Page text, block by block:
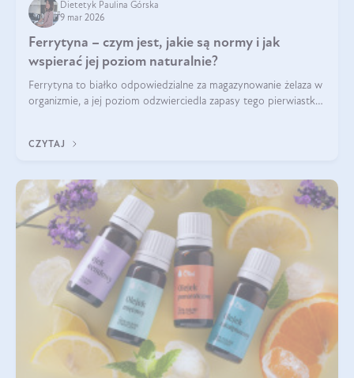
Dietetyk Paulina Górska
9 mar 2026
Ferrytyna – czym jest, jakie są normy i jak
wspierać jej poziom naturalnie?
Ferrytyna to białko odpowiedzialne za magazynowanie żelaza w
organizmie, a jej poziom odzwierciedla zapasy tego pierwiastka.
funkcjonowanie (
CZYTAJ